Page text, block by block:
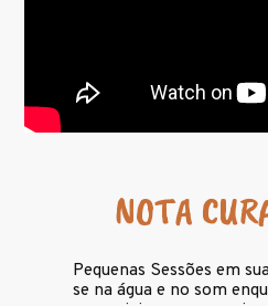
NOTA
Pequenas Sessões em
se na água e no som